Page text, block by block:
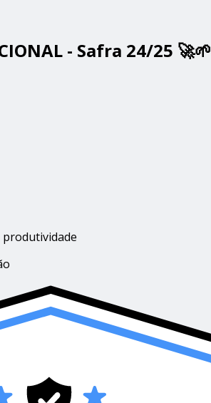
- Safra 24/25 🚀🌱
produtividade